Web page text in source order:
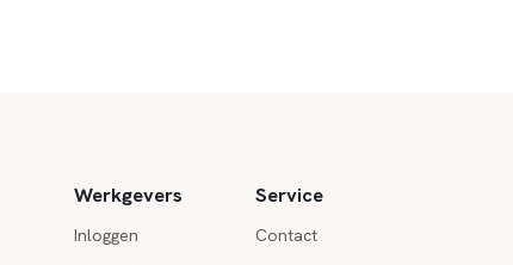
Werkgevers
Inloggen
Service
Contact